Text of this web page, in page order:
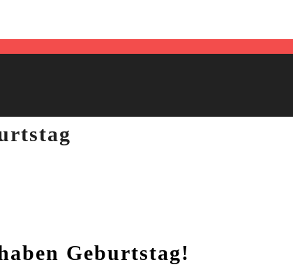
Geburtstag!